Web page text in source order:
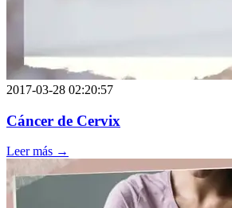
2017-03-28 02:20:57
Cáncer de Cervix
Leer más →